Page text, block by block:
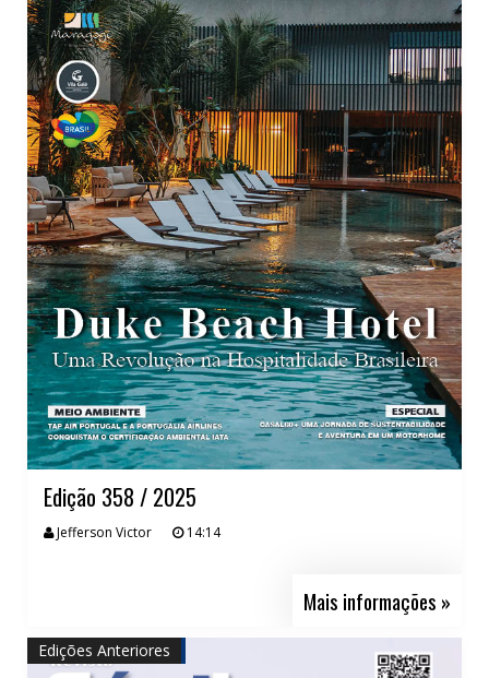
Edição 358 / 2025
Jefferson Victor 14:14
Mais informações »
Edições Anteriores